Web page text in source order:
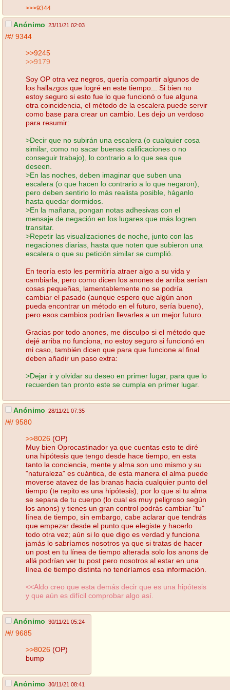
>>>9344
Anónimo 23/11/21 02:03
/#/ 9344
>>9245
>>9179
Soy OP otra vez negros, quería compartir algunos de
los hallazgos que logré en este tiempo... Si bien no
estoy seguro si esto fue lo que funcionó o fue alguna
otra coincidencia, el método de la escalera puede servir
como base para crear un cambio. Les dejo un verdoso
para resumir:
>Decir que no subirán una escalera (o cualquier cosa
similar, como no sacar buenas calificaciones o no
conseguir trabajo), lo contrario a lo que sea que
deseen.
>En las noches, deben imaginar que suben una
escalera (o que hacen lo contrario a lo que negaron),
pero deben sentirlo lo más realista posible, háganlo
hasta quedar dormidos.
>En la mañana, pongan notas adhesivas con el
mensaje de negación en los lugares que más logren
transitar.
>Repetir las visualizaciones de noche, junto con las
negaciones diarias, hasta que noten que subieron una
escalera o que su petición similar se cumplió.
En teoría esto les permitiría atraer algo a su vida y
cambiarla, pero como dicen los anones de arriba serían
cosas pequeñas, lamentablemente no se podría
cambiar el pasado (aunque espero que algún anon
pueda encontrar un método en el futuro, sería bueno),
pero esos cambios podrían llevarles a un mejor futuro.
Gracias por todo anones, me disculpo si el método que
dejé arriba no funciona, no estoy seguro si funcionó en
mi caso, también dicen que para que funcione al final
deben añadir un paso extra:
>Dejar ir y olvidar su deseo en primer lugar, para que lo
recuerden tan pronto este se cumpla en primer lugar.
Anónimo 28/11/21 07:35
/#/ 9580
>>8026 (OP)
Muy bien Oprocastinador ya que cuentas esto te diré
una hipótesis que tengo desde hace tiempo, en esta
tanto la conciencia, mente y alma son uno mismo y su
"naturaleza" es cuántica, de esta manera el alma puede
moverse atavez de las branas hacia cualquier punto del
tiempo (te repito es una hipótesis), por lo que si tu alma
se separa de tu cuerpo (lo cual es muy peligroso según
los anons) y tienes un gran control podrás cambiar "tu"
línea de tiempo, sin embargo, cabe aclarar que tendrás
que empezar desde el punto que elegiste y hacerlo
todo otra vez; aún si lo que digo es verdad y funciona
jamás lo sabríamos nosotros ya que si tratas de hacer
un post en tu línea de tiempo alterada solo los anons de
allá podrían ver tu post pero nosotros al estar en una
línea de tiempo distinta no tendríamos esa información.
<<Aldo creo que esta demás decir que es una hipótesis
y que aún es difícil comprobar algo así.
Anónimo 30/11/21 05:24
/#/ 9685
>>8026 (OP)
bump
Anónimo 30/11/21 08:41